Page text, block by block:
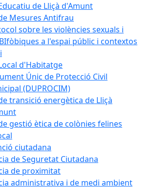
de Lliçà d'Amunt
Mesures Antifrau
sobre les violències sexuals i
a l'espai públic i contextos
d'Habitatge
Únic de Protecció Civil
(DUPROCIM)
transició energètica de Lliçà
gestió ètica de colònies felines
ciutadana
de Seguretat Ciutadana
de proximitat
administrativa i de medi ambient